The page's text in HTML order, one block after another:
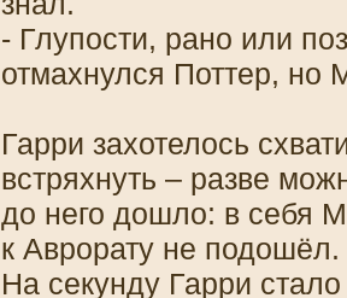
- Глупости, рано или
отмахнулся Поттер, но
Гарри захотелось
встряхнуть – разве
до него дошло: в себя
к Аврорату не
На секунду Гарри